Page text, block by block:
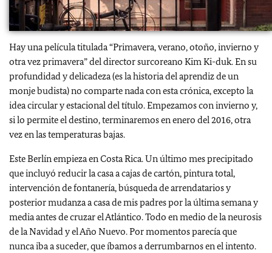
Hay una película titulada “Primavera, verano, otoño, invierno y
otra vez primavera” del director surcoreano Kim Ki-duk. En su
profundidad y delicadeza (es la historia del aprendiz de un
monje budista) no comparte nada con esta crónica, excepto la
idea circular y estacional del título. Empezamos con invierno y,
si lo permite el destino, terminaremos en enero del 2016, otra
vez en las temperaturas bajas.
Este Berlín empieza en Costa Rica. Un último mes precipitado
que incluyó reducir la casa a cajas de cartón, pintura total,
intervención de fontanería, búsqueda de arrendatarios y
posterior mudanza a casa de mis padres por la última semana y
media antes de cruzar el Atlántico. Todo en medio de la neurosis
de la Navidad y el Año Nuevo. Por momentos parecía que
nunca iba a suceder, que íbamos a derrumbarnos en el intento.